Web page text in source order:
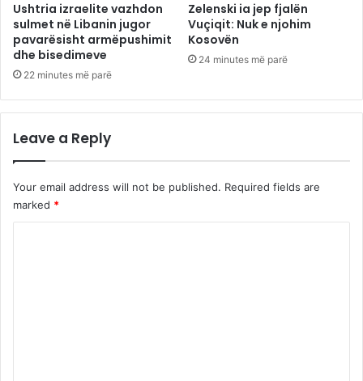
Ushtria izraelite vazhdon
sulmet në Libanin jugor
pavarësisht armëpushimit
dhe bisedimeve
22 minutes më parë
Zelenski ia jep fjalën
Vuçiqit: Nuk e njohim
Kosovën
24 minutes më parë
Leave a Reply
Your email address will not be published. Required fields are
marked *